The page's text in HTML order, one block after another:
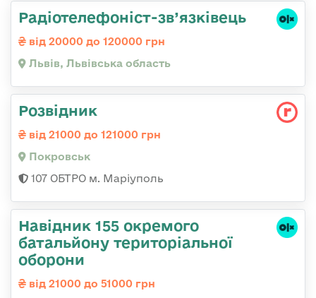
Радіотелефоніст-зв’язківець
від 20000 до 120000 грн
Львів, Львівська область
Розвідник
від 21000 до 121000 грн
Покровськ
107 ОБТРО м. Маріуполь
Навідник 155 окремого
батальйону територіальної
оборони
від 21000 до 51000 грн